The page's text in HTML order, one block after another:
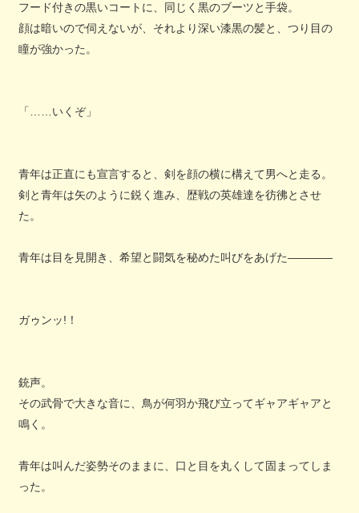
フード付きの黒いコートに、同じく黒のブーツと手袋。
顔は暗いので伺えないが、それより深い漆黒の髪と、つり目の
瞳が強かった。
「……いくぞ」
青年は正直にも宣言すると、剣を顔の横に構えて男へと走る。
剣と青年は矢のように鋭く進み、歴戦の英雄達を彷彿とさせ
た。
青年は目を見開き、希望と闘気を秘めた叫びをあげた――――
ガゥンッ!！
銃声。
その武骨で大きな音に、鳥が何羽か飛び立ってギャアギャアと
鳴く。
青年は叫んだ姿勢そのままに、口と目を丸くして固まってしま
った。